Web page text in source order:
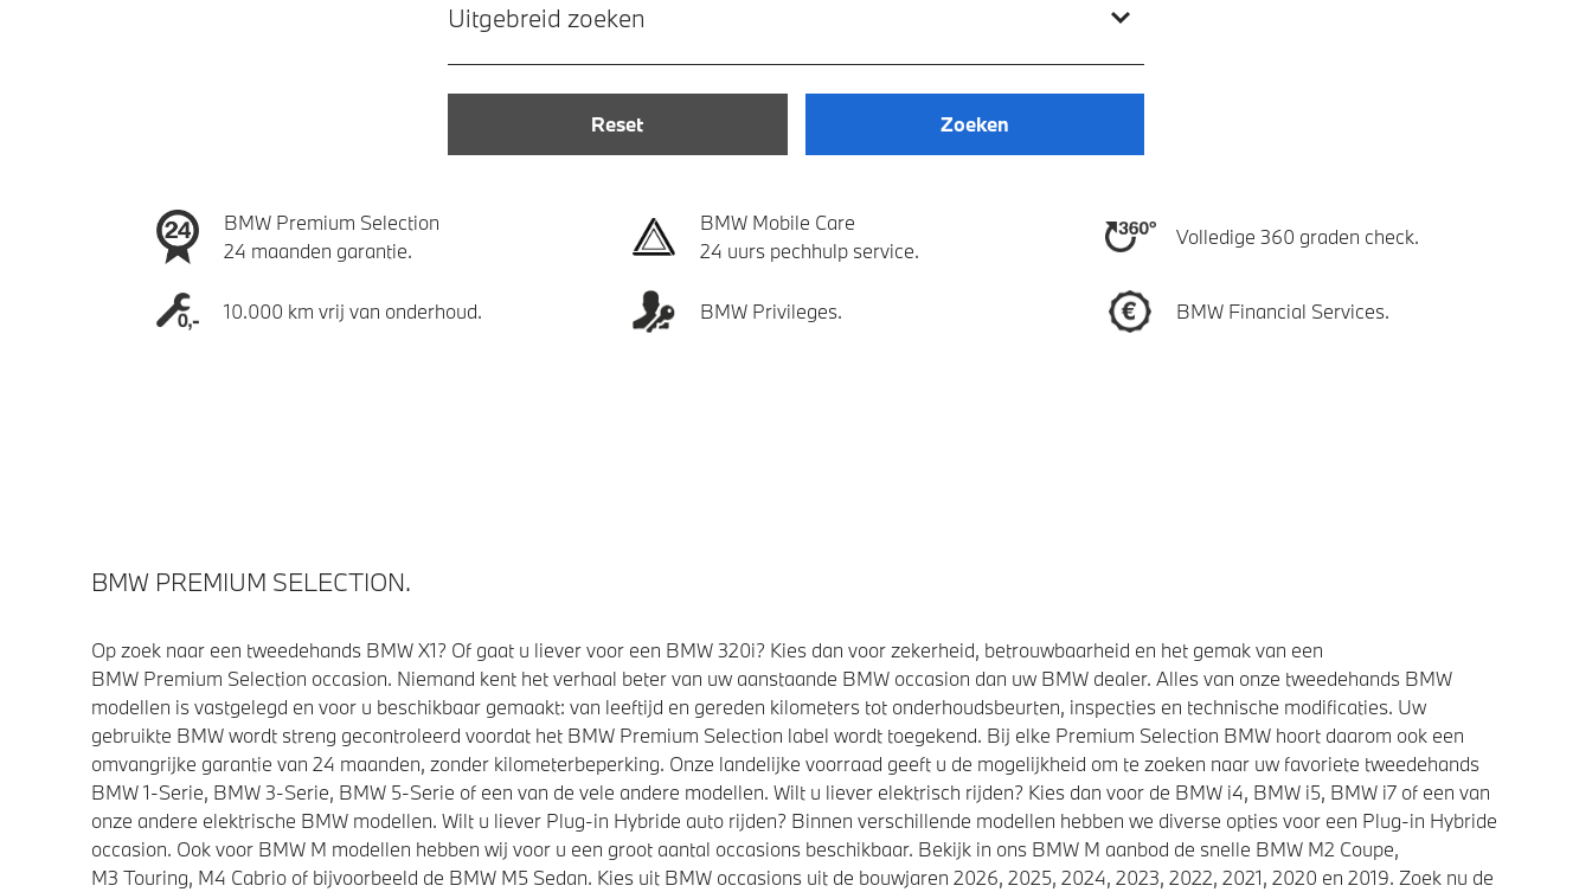
Uitgebreid zoeken
Reset Zoeken
BMW Premium Selection
24 maanden garantie.
BMW Mobile Care
24 uurs pechhulp service.
Volledige 360 graden check.
10.000 km vrij van onderhoud. BMW Privileges. BMW Financial Services.
BMW PREMIUM SELECTION.
Op zoek naar een tweedehands BMW X1? Of gaat u liever voor een BMW 320i? Kies dan voor zekerheid, betrouwbaarheid en het gemak van een
BMW Premium Selection occasion. Niemand kent het verhaal beter van uw aanstaande BMW occasion dan uw BMW dealer. Alles van onze tweedehands BMW
modellen is vastgelegd en voor u beschikbaar gemaakt: van leeftijd en gereden kilometers tot onderhoudsbeurten, inspecties en technische modificaties. Uw
gebruikte BMW wordt streng gecontroleerd voordat het BMW Premium Selection label wordt toegekend. Bij elke Premium Selection BMW hoort daarom ook een
omvangrijke garantie van 24 maanden, zonder kilometerbeperking. Onze landelijke voorraad geeft u de mogelijkheid om te zoeken naar uw favoriete tweedehands
BMW 1-Serie, BMW 3-Serie, BMW 5-Serie of een van de vele andere modellen. Wilt u liever elektrisch rijden? Kies dan voor de BMW i4, BMW i5, BMW i7 of een van
onze andere elektrische BMW modellen. Wilt u liever Plug-in Hybride auto rijden? Binnen verschillende modellen hebben we diverse opties voor een Plug-in Hybride
occasion. Ook voor BMW M modellen hebben wij voor u een groot aantal occasions beschikbaar. Bekijk in ons BMW M aanbod de snelle BMW M2 Coupe,
M3 Touring, M4 Cabrio of bijvoorbeeld de BMW M5 Sedan. Kies uit BMW occasions uit de bouwjaren 2026, 2025, 2024, 2023, 2022, 2021, 2020 en 2019. Zoek nu de